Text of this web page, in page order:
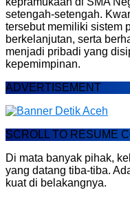
setengah-setengah.
tersebut memiliki sistem
berkelanjutan, serta
menjadi pribadi yang
kepemimpinan.
ADVERTISEMENT
SCROLL TO RESUME
Di mata banyak pihak,
yang datang tiba-tiba.
kuat di belakangnya.